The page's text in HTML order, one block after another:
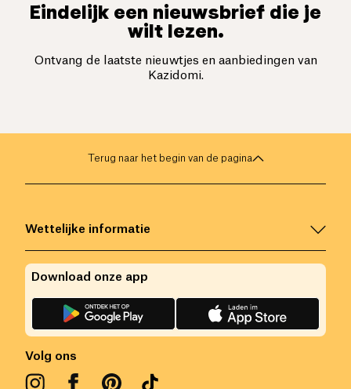
Eindelijk een nieuwsbrief die je
wilt lezen.
Ontvang de laatste nieuwtjes en aanbiedingen van
Kazidomi.
Terug naar het begin van de pagina
Wettelijke informatie
Volg ons
Download onze app